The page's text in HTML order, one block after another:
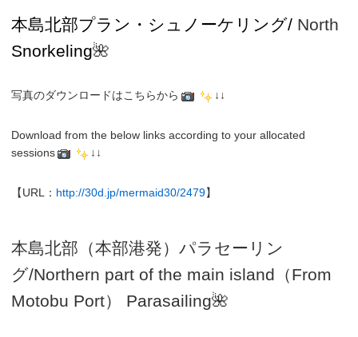
本島北部プラン・ シュノーケリング/ North
Snorkeling🌺
写真のダウンロードはこちらから ↓↓
Download from the below links according to your allocated
sessions
↓↓
【URL： http://30d.jp/mermaid30/2479】
本島北部（本部港発）パラセーリン
グ/Northern part of the main island（From
Motobu Port）
Parasailing🌺